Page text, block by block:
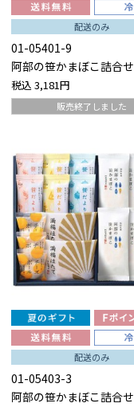
配送のみ
01-05401-9
阿部の笹かまぼこ詰合せ
税込 3,181円
販売終了しました
配送のみ
01-05403-3
阿部の笹かまぼこ詰合せ